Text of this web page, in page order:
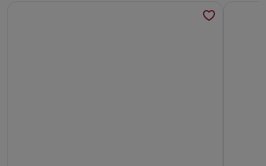
Mer information om Hot Tub | Snow | Epic Views - ML73485